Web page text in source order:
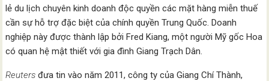
lẻ du lịch chuyên kinh doanh độc quyền các mặt hàng miễn thuế
cần sự hỗ trợ đặc biệt của chính quyền Trung Quốc. Doanh
nghiệp này được thành lập bởi Fred Kiang, một người Mỹ gốc Hoa
có quan hệ mật thiết với gia đình Giang Trạch Dân.
Reuters đưa tin vào năm 2011, công ty của Giang Chí Thành,